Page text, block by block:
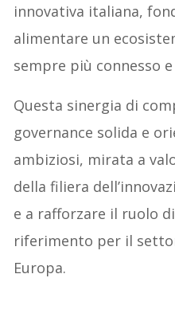
innovativa italiana,
alimentare un
sempre più connesso
Questa sinergia di
governance solida e
ambiziosi, mirata a
della filiera
e a rafforzare il ruolo
riferimento per il
Europa.